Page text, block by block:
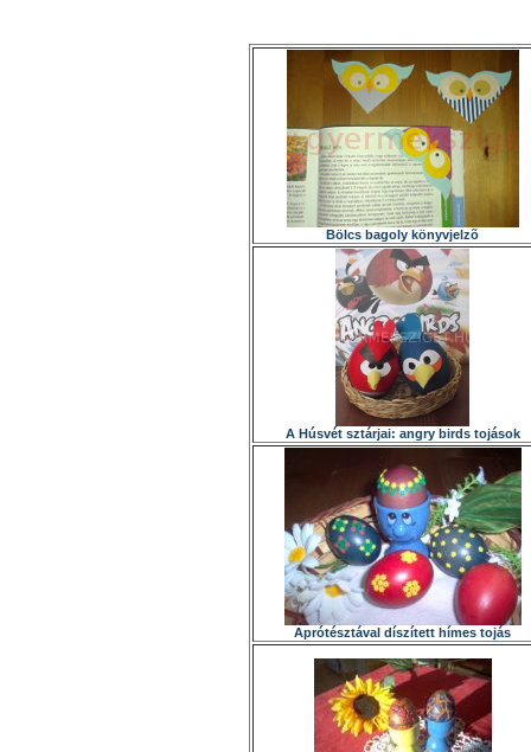
Bölcs bagoly könyvjelzõ
A Húsvét sztárjai: angry birds tojások
Aprótésztával díszített hímes tojás